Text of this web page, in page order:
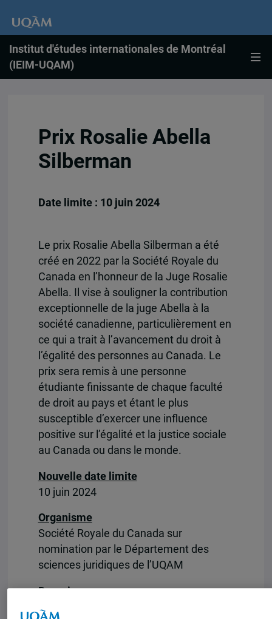
Institut d'études internationales de Montréal
(IEIM-UQAM)
Prix Rosalie Abella
Silberman
Date limite : 10 juin 2024
Le prix Rosalie Abella Silberman a été
créé en 2022 par la Société Royale du
Canada en l’honneur de la Juge Rosalie
Abella. Il vise à souligner la contribution
exceptionnelle de la juge Abella à la
société canadienne, particulièrement en
ce qui a trait à l’avancement du droit à
l’égalité des personnes au Canada. Le
prix sera remis à une personne
étudiante finissante de chaque faculté
de droit au pays et étant le plus
susceptible d’exercer une influence
positive sur l’égalité et la justice sociale
au Canada ou dans le monde.
Nouvelle date limite
10 juin 2024
Organisme
Société Royale du Canada sur
nomination par le Département des
sciences juridiques de l’UQAM
Domaine
Sciences juridiques